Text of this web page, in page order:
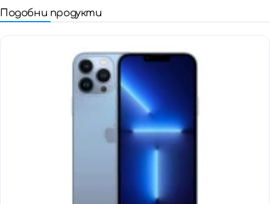
Подобни продукти